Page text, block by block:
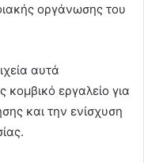
οργάνωσης του
αυτά
εργαλείο για
και την ενίσχυση